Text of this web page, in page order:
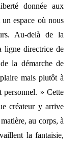
donnée aux
espace où nous
Au-delà de la
ligne directrice de
la démarche de
mais plutôt à
personnel. » Cette
créateur y arrive
au corps, à
la fantaisie,